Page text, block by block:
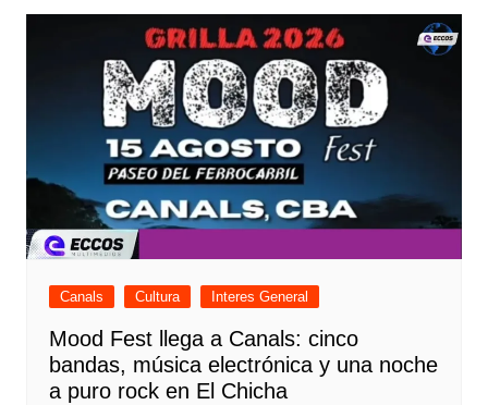
Canals Cultura Interes General
Mood Fest llega a Canals: cinco
bandas, música electrónica y una noche
a puro rock en El Chicha